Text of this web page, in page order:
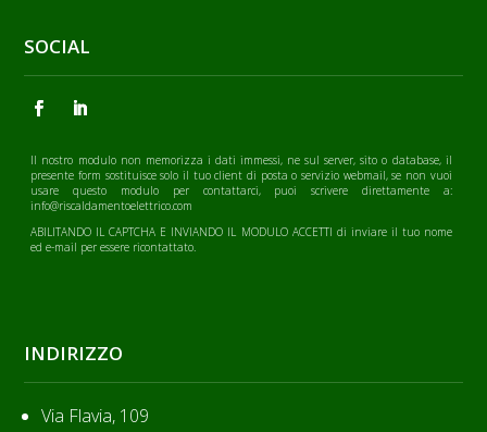
SOCIAL
Il nostro modulo non memorizza i dati immessi, ne sul server, sito o database, il
presente form sostituisce solo il tuo client di posta o servizio webmail, se non vuoi
usare questo modulo per contattarci, puoi scrivere direttamente a:
info@riscaldamentoelettrico.com
ABILITANDO IL CAPTCHA E INVIANDO IL MODULO ACCETTI di inviare il tuo nome
ed e-mail per essere ricontattato.
INDIRIZZO
Via Flavia, 109